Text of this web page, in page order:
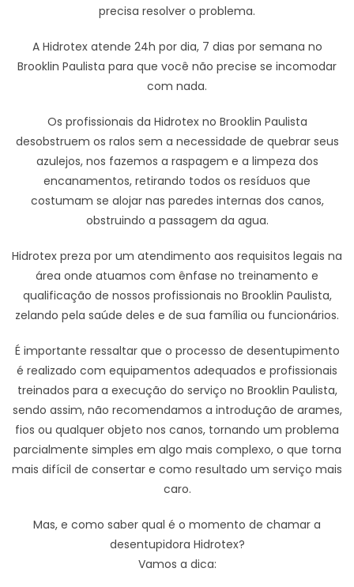
precisa resolver o problema.
A Hidrotex atende 24h por dia, 7 dias por semana no
Brooklin Paulista para que você não precise se incomodar
com nada.
Os profissionais da Hidrotex no Brooklin Paulista
desobstruem os ralos sem a necessidade de quebrar seus
azulejos, nos fazemos a raspagem e a limpeza dos
encanamentos, retirando todos os resíduos que
costumam se alojar nas paredes internas dos canos,
obstruindo a passagem da agua.
Hidrotex preza por um atendimento aos requisitos legais na
área onde atuamos com ênfase no treinamento e
qualificação de nossos profissionais no Brooklin Paulista,
zelando pela saúde deles e de sua família ou funcionários.
É importante ressaltar que o processo de desentupimento
é realizado com equipamentos adequados e profissionais
treinados para a execução do serviço no Brooklin Paulista,
sendo assim, não recomendamos a introdução de arames,
fios ou qualquer objeto nos canos, tornando um problema
parcialmente simples em algo mais complexo, o que torna
mais difícil de consertar e como resultado um serviço mais
caro.
Mas, e como saber qual é o momento de chamar a
desentupidora Hidrotex?
Vamos a dica: